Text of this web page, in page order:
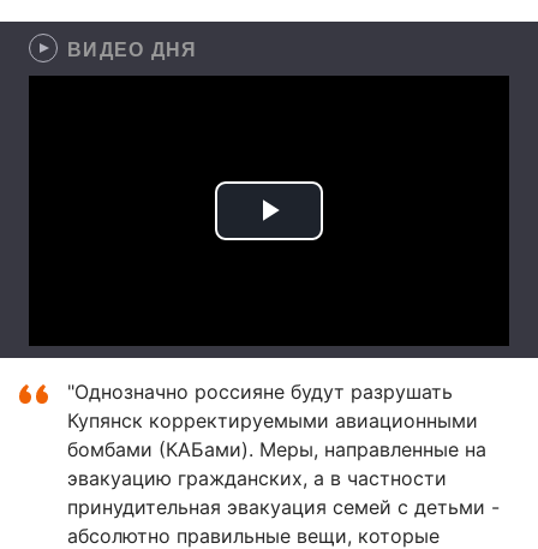
ВИДЕО ДНЯ
"Однозначно россияне будут разрушать
Купянск корректируемыми авиационными
бомбами (КАБами). Меры, направленные на
эвакуацию гражданских, а в частности
принудительная эвакуация семей с детьми -
абсолютно правильные вещи, которые